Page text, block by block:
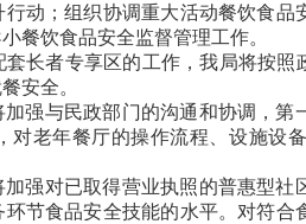
动；组织协调重大活动餐饮食
餐饮食品安全监督管理工作。
长者专享区的工作，我局将按照
安全。
强与民政部门的沟通和协调，
对老年餐厅的操作流程、设施设
强对已取得营业执照的普惠型
节食品安全技能的水平。对符